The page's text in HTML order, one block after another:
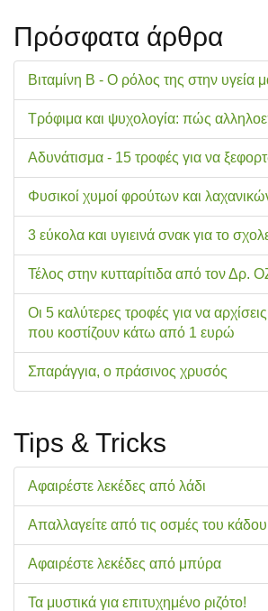
Πρόσφατα άρθρα
Βιταμίνη Β - Ο ρόλος της στην υγεία
Τρόφιμα και ψυχολογία: πώς
Αδυνάτισμα - 15 τροφές για να
Φυσικοί χυμοί φρούτων και
3 εύκολα και υγιεινά σνακ για το
Τέλος στην κυτταρίτιδα από τον Δρ.
Οι 5 καλύτερες τροφές για να
που κοστίζουν κάτω από 1 ευρώ
Σπαράγγια, ο πράσινος χρυσός
Tips & Tricks
Αφαιρέστε λεκέδες από λάδι
Απαλλαγείτε από τις οσμές του
Αφαιρέστε λεκέδες από μπύρα
Τα μυστικά για επιτυχημένο ριζότο!